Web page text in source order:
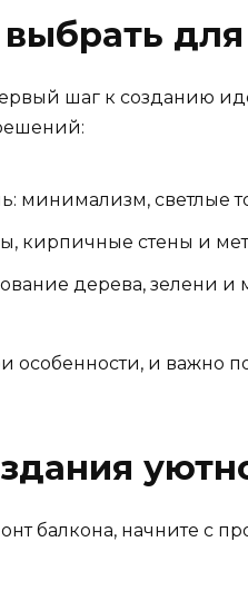
шаг к созданию
минимализм, светлые
кирпичные стены и
дерева, зелени и
особенности, и важно
балкона, начните с